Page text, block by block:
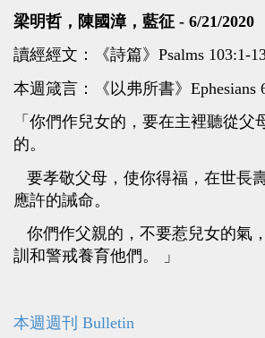
梁明哲，陳國漳，藍征 - 6/21/2020
讀經經文：《詩篇》Psalms 103:1-
本週箴言：《以弗所書》Ephesians
「你們作兒女的，要在主裡聽從父
的。
要孝敬父母，使你得福，在世長
應許的誡命。
你們作父親的，不要惹兒女的氣
訓和警戒養育他們。 」
本週週刊 Bulletin